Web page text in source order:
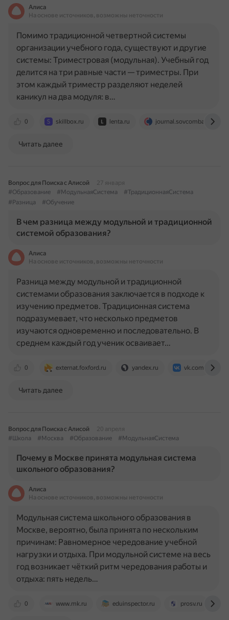
Алиса
На основе источников, возможны неточности
0 skillbox.ru lenta.ru journal.sovcombank.ru
Помимо традиционной четвертной системы
организации учебного года, существуют и другие
системы: Триместровая (модульная). Учебный год
делится на три равные части — триместры. При
этом каждый триместр разделяют неделей
каникул на два модуля: в…
Читать далее
Вопрос для Поиска с Алисой
27 января
#Образование
#МодульнаяСистема
#ТрадиционнаяСистема
#Разница
#Обучение
В чем разница между модульной и традиционной
системой образования?
Алиса
На основе источников, возможны неточности
0 externat.foxford.ru yandex.ru vk.com
Разница между модульной и традиционной
системами образования заключается в подходе к
изучению предметов. Традиционная система
подразумевает, что несколько предметов
изучаются одновременно и последовательно. В
среднем каждый год ученик осваивает…
Читать далее
Вопрос для Поиска с Алисой
20 апреля
#Школа
#Москва #Образование #МодульнаяСистема
Почему в Москве принята модульная система
школьного образования?
Алиса
На основе источников, возможны неточности
0 www.mk.ru eduinspector.ru prosv.ru
Модульная система школьного образования в
Москве, вероятно, была принята по нескольким
причинам: Равномерное чередование учебной
нагрузки и отдыха. При модульной системе на весь
год возникает чёткий ритм чередования работы и
отдыха: пять недель…